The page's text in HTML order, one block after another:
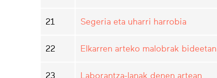
21 Segeria eta uharri harrobia
22 Elkarren arteko malobrak bideetan
23 Laborantza-lanak denen artean